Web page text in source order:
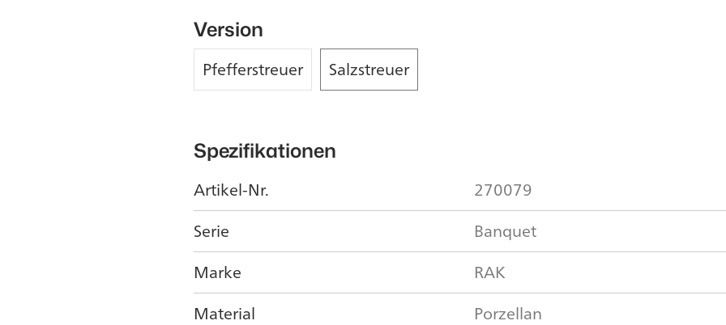
Version
Pfefferstreuer Salzstreuer
Spezifikationen
Artikel-Nr.
270079
Serie
Banquet
Marke
RAK
Material
Porzellan